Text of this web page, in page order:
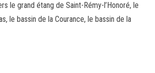
le grand étang de Saint-Rémy-l’Honoré, le
le bassin de la Courance, le bassin de la